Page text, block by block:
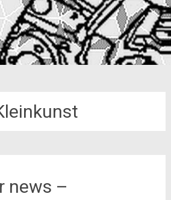
news –